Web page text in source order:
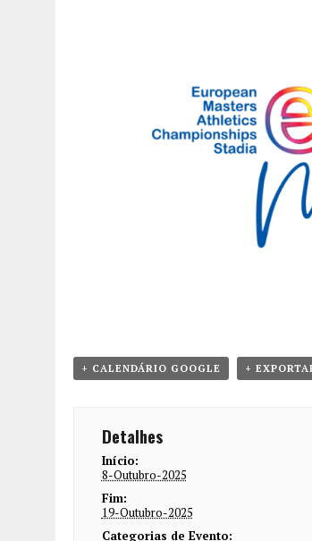
+ CALENDÁRIO GOOGLE +
Detalhes
Início:
8-Outubro-2025
Fim:
19-Outubro-2025
Categorias de Evento: